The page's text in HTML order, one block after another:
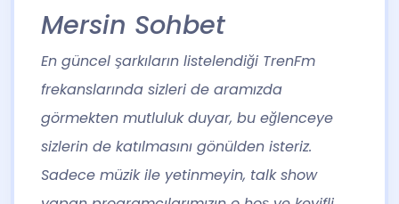
Mersin Sohbet
En güncel şarkıların listelendiği TrenFm
frekanslarında sizleri de aramızda
görmekten mutluluk duyar, bu eğlenceye
sizlerin de katılmasını gönülden isteriz.
Sadece müzik ile yetinmeyin, talk show